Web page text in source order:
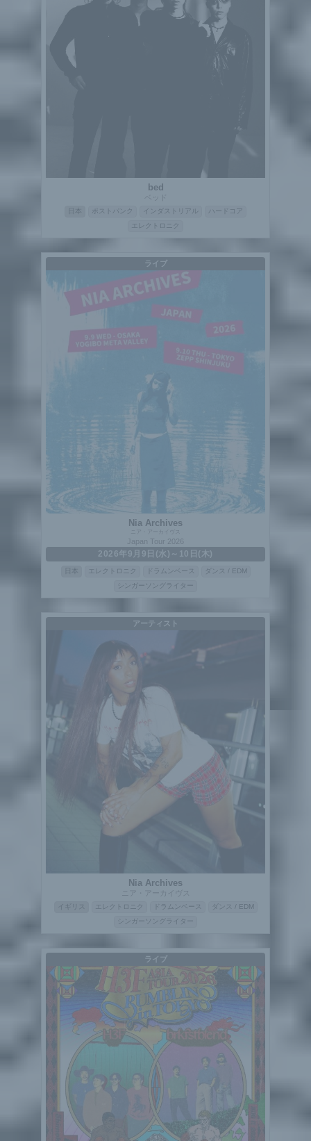
bed
ベッド
ポストパンク インダストリアル
ハードコア
エレクトロニク
ライブ
Nia Archives
Japan Tour 2026
2026年9月9日(水)～10日(木)
エレクトロニク ドラムンベース
ダンス / EDM
シンガーソングライター
アーティスト
Nia Archives
ニア・アーカイヴス
イギリス エレクトロニク ドラムンベース
ダンス / EDM
シンガーソングライター
ライブ